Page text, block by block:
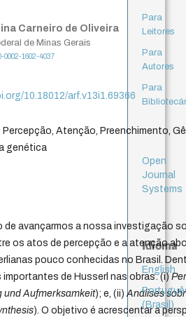
Carneiro de Oliveira
de Minas Gerais
0002-1602-4037
10.18012/arf.v13i1.69366
Percepção, Atenção, Preenchimento,
genética
de avançarmos a nossa investigação
os atos de percepção e a atenção
pouco conhecidas no Brasil.
de Husserl nas obras: (i)
und Aufmerksamkeit); e, (ii) Análises
). O objetivo é acrescentar a
Para
Leitores
Para
Autores
Para
Open
Journal
Systems
Idioma
English
(Brasil)